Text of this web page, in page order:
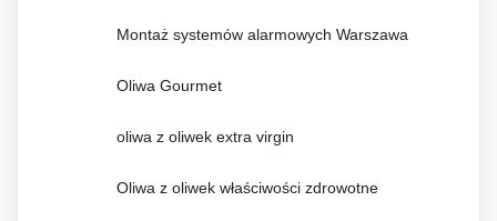
Montaż systemów alarmowych Warszawa
Oliwa Gourmet
oliwa z oliwek extra virgin
Oliwa z oliwek właściwości zdrowotne